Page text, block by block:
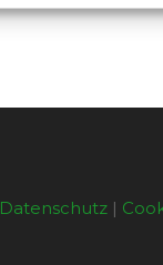
Datenschutz |